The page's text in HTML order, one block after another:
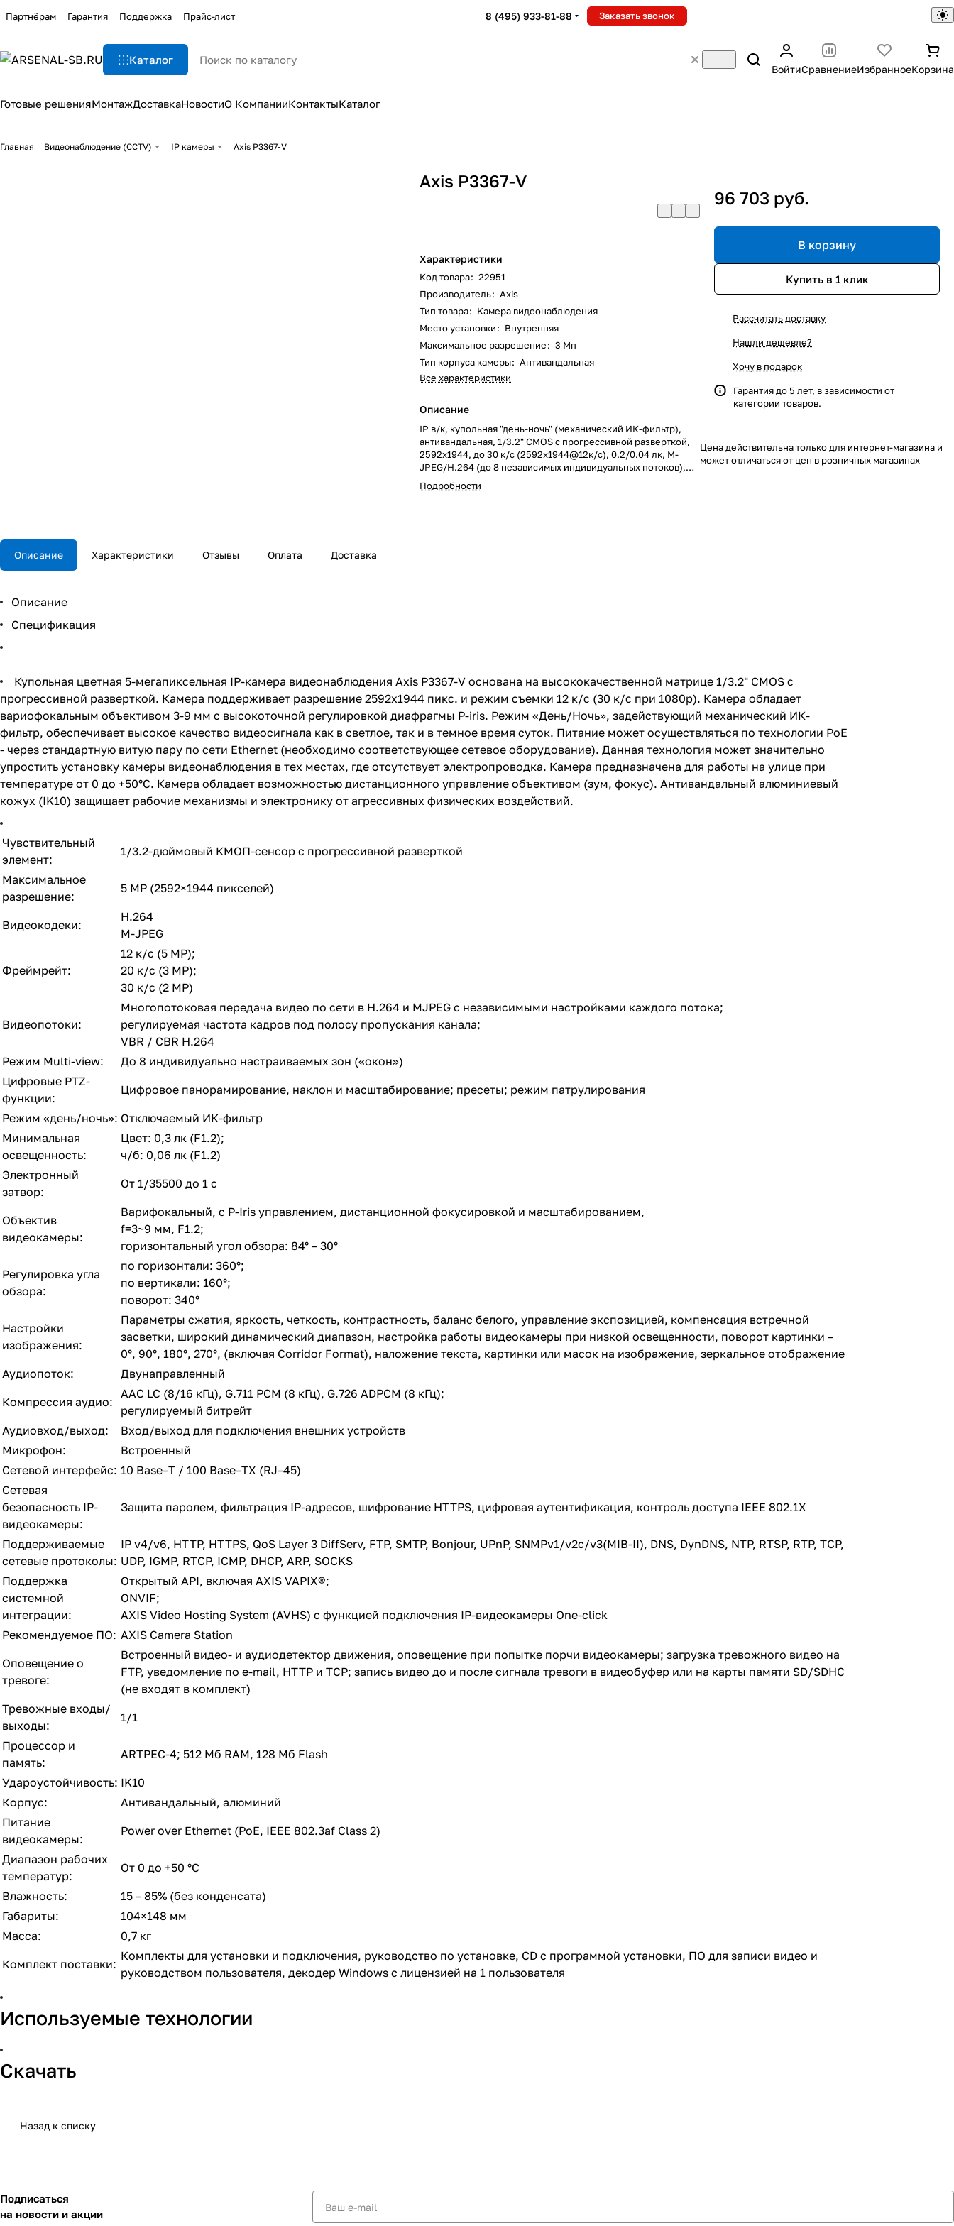
Партнёрам Гарантия Поддержка Прайс-лист 8 (495) 933-81-88 Заказать звонок
Каталог
ВойтиСравнениеИзбранноеКорзина
Готовые решенияМонтажДоставкаНовостиО КомпанииКонтактыКаталог
Главная Видеонаблюдение (CCTV) IP камеры Axis P3367-V
Axis P3367-V
Характеристики
Код товара: 22951
Производитель: Axis
Тип товара: Камера видеонаблюдения
Место установки: Внутренняя
Максимальное разрешение: 3 Мп
Тип корпуса камеры: Антивандальная
Все характеристики
Описание
IP в/к, купольная "день-ночь" (механический ИК-фильтр),
антивандальная, 1/3.2" CMOS с прогрессивной разверткой,
2592x1944, до 30 к/с (2592x1944@12к/с), 0.2/0.04 лк, M-
JPEG/H.264 (до 8 независимых индивидуальных потоков),
дистанционное управление объективом
Подробности
96 703 руб.
В корзину
Купить в 1 клик
Рассчитать доставку
Нашли дешевле?
Хочу в подарок
Гарантия до 5 лет, в зависимости от
категории товаров.
Цена действительна только для интернет-магазина и
может отличаться от цен в розничных магазинах
Описание Характеристики Отзывы Оплата Доставка
Описание
Спецификация
Купольная цветная 5-мегапиксельная IP-камера видеонаблюдения Axis P3367-V основана на высококачественной матрице 1/3.2" CMOS с
прогрессивной разверткой. Камера поддерживает разрешение 2592x1944 пикс. и режим съемки 12 к/с (30 к/с при 1080p). Камера обладает
вариофокальным объективом 3-9 мм с высокоточной регулировкой диафрагмы P-iris. Режим «День/Ночь», задействующий механический ИК-
фильтр, обеспечивает высокое качество видеосигнала как в светлое, так и в темное время суток. Питание может осуществляться по технологии PoE
- через стандартную витую пару по сети Ethernet (необходимо соответствующее сетевое оборудование). Данная технология может значительно
упростить установку камеры видеонаблюдения в тех местах, где отсутствует электропроводка. Камера предназначена для работы на улице при
температуре от 0 до +50°С. Камера обладает возможностью дистанционного управление объективом (зум, фокус). Антивандальный алюминиевый
кожух (IK10) защищает рабочие механизмы и электронику от агрессивных физических воздействий.
Чувствительный
элемент:
1/3.2-дюймовый КМОП-сенсор с прогрессивной разверткой
Максимальное
разрешение:
5 MP (2592×1944 пикселей)
Видеокодеки:
H.264
M-JPEG
Фреймрейт:
12 к/с (5 MP);
20 к/с (3 MP);
30 к/с (2 MP)
Видеопотоки:
Многопотоковая передача видео по сети в H.264 и MJPEG с независимыми настройками каждого потока;
регулируемая частота кадров под полосу пропускания канала;
VBR / CBR H.264
Режим Multi-view:
До 8 индивидуально настраиваемых зон («окон»)
Цифровые PTZ-
функции:
Цифровое панорамирование, наклон и масштабирование; пресеты; режим патрулирования
Режим «день/ночь»: Отключаемый ИК-фильтр
Минимальная
освещенность:
Цвет: 0,3 лк (F1.2);
ч/б: 0,06 лк (F1.2)
Электронный
затвор:
От 1/35500 до 1 с
Объектив
видеокамеры:
Варифокальный, с Р-Iris управлением, дистанционной фокусировкой и масштабированием,
f=3~9 мм, F1.2;
горизонтальный угол обзора: 84° – 30°
Регулировка угла
обзора:
по горизонтали: 360°;
по вертикали: 160°;
поворот: 340°
Настройки
изображения:
Параметры сжатия, яркость, четкость, контрастность, баланс белого, управление экспозицией, компенсация встречной
засветки, широкий динамический диапазон, настройка работы видеокамеры при низкой освещенности, поворот картинки –
0°, 90°, 180°, 270°, (включая Corridor Format), наложение текста, картинки или масок на изображение, зеркальное отображение
Аудиопоток:
Двунаправленный
Компрессия аудио:
AAC LC (8/16 кГц), G.711 PCM (8 кГц), G.726 ADPCM (8 кГц);
регулируемый битрейт
Аудиовход/выход:
Вход/выход для подключения внешних устройств
Микрофон:
Встроенный
Сетевой интерфейс: 10 Base–T / 100 Base–TX (RJ–45)
Сетевая
безопасность IP-
видеокамеры:
Защита паролем, фильтрация IP-адресов, шифрование HTTPS, цифровая аутентификация, контроль доступа IEEE 802.1X
Поддерживаемые
сетевые протоколы:
IP v4/v6, HTTP, HTTPS, QoS Layer 3 DiffServ, FTP, SMTP, Bonjour, UPnP, SNMPv1/v2c/v3(MIB-II), DNS, DynDNS, NTP, RTSP, RTP, TCP,
UDP, IGMP, RTCP, ICMP, DHCP, ARP, SOCKS
Поддержка
системной
интеграции:
Открытый API, включая AXIS VAPIX®;
ONVIF;
AXIS Video Hosting System (AVHS) c функцией подключения IP-видеокамеры One-click
Рекомендуемое ПО: AXIS Camera Station
Оповещение о
тревоге:
Встроенный видео- и аудиодетектор движения, оповещение при попытке порчи видеокамеры; загрузка тревожного видео на
FTP, уведомление по e-mail, HTTP и TCP; запись видео до и после сигнала тревоги в видеобуфер или на карты памяти SD/SDHC
(не входят в комплект)
Тревожные входы/
выходы:
1/1
Процессор и
память:
ARTPEC-4; 512 Мб RAM, 128 Мб Flash
Удароустойчивость: IK10
Корпус:
Антивандальный, алюминий
Питание
видеокамеры:
Power over Ethernet (PoE, IEEE 802.3af Сlass 2)
Диапазон рабочих
температур:
От 0 до +50 °C
Влажность:
15 – 85% (без конденсата)
Габариты:
104×148 мм
Масса:
0,7 кг
Комплект поставки:
Комплекты для установки и подключения, руководство по установке, CD с программой установки, ПО для записи видео и
руководством пользователя, декодер Windows с лицензией на 1 пользователя
Используемые технологии
Скачать
Назад к списку
Подписаться
на новости и акции